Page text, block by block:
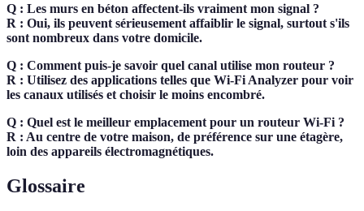
Q : Les murs en béton affectent-ils vraiment mon signal ?
R : Oui, ils peuvent sérieusement affaiblir le signal, surtout s'ils
sont nombreux dans votre domicile.
Q : Comment puis-je savoir quel canal utilise mon routeur ?
R : Utilisez des applications telles que Wi-Fi Analyzer pour voir
les canaux utilisés et choisir le moins encombré.
Q : Quel est le meilleur emplacement pour un routeur Wi-Fi ?
R : Au centre de votre maison, de préférence sur une étagère,
loin des appareils électromagnétiques.
Glossaire